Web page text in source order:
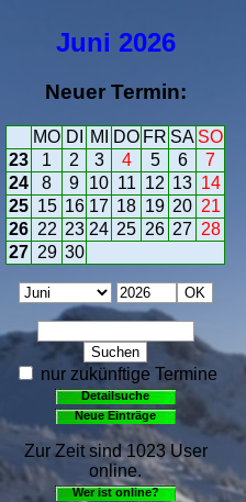
Juni 2026
Neuer Termin:
MO DI MI DO FR SA SO
23
1 2 3 4 5 6
7
24
8 9 10 11 12 13 14
25 15 16 17 18 19 20 21
26 22 23 24 25 26 27 28
27 29 30
nur zukünftige Termine
Detailsuche
Neue Einträge
Zur Zeit sind 1023 User
online.
Wer ist online?